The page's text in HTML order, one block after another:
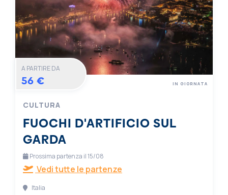
A PARTIRE DA
56 €
CULTURA
FUOCHI D'ARTIFICIO SUL
GARDA
IN GIORNATA
Prossima partenza il 15/08
Vedi tutte le partenze
Italia